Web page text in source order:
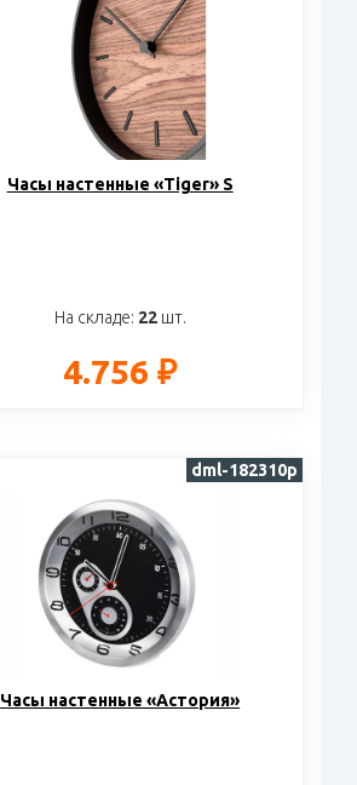
Часы настенные «Tiger» S
На складе: 22шт.
4.756 ₽
Часы настенные «Астория»
dml-182310p